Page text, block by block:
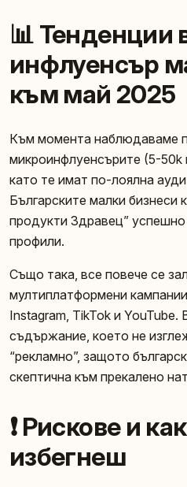
📊 Тенденции
инфлуенсър
към май 2025
Към момента наблюдаваме
микроинфлуенсърите (5-
като те имат по-лоялна
Българските малки бизнеси
продукти Здравец” успешно
профили.
Също така, все повече се
мултиплатформени
Instagram, TikTok и
съдържание, което не
“рекламно”, защото
скептична към прекалено
❗ Рискове и
избегнеш